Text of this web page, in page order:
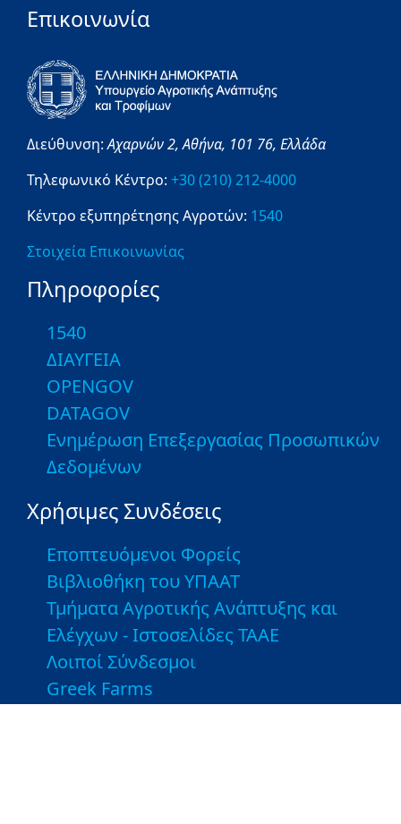
Επικοινωνία
Διεύθυνση:Αχαρνών 2,Αθήνα, 101 76, Ελλάδα
Τηλεφωνικό Κέντρο: +30 (210) 212-4000
Κέντρο εξυπηρέτησης Αγροτών: 1540
Στοιχεία Επικοινωνίας
Πληροφορίες
1540
ΔΙΑΥΓΕΙΑ
OPENGOV
DATAGOV
Ενημέρωση Επεξεργασίας Προσωπικών
Δεδομένων
Χρήσιμες Συνδέσεις
Εποπτευόμενοι Φορείς
Βιβλιοθήκη του ΥΠΑΑΤ
Τμήματα Αγροτικής Ανάπτυξης και
Ελέγχων - Ιστοσελίδες ΤΑΑΕ
Λοιποί Σύνδεσμοι
Greek Farms